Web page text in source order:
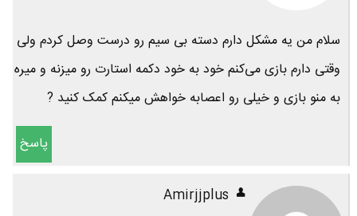
سلام من یه مشکل دارم دسته بی سیم رو درست وصل کردم ولی
وقتی دارم بازی می‌کنم خود به خود دکمه استارت رو میزنه و میره
به منو بازی و خیلی رو اعصابه خواهش میکنم کمک کنید ?
پاسخ
Amirjjplus